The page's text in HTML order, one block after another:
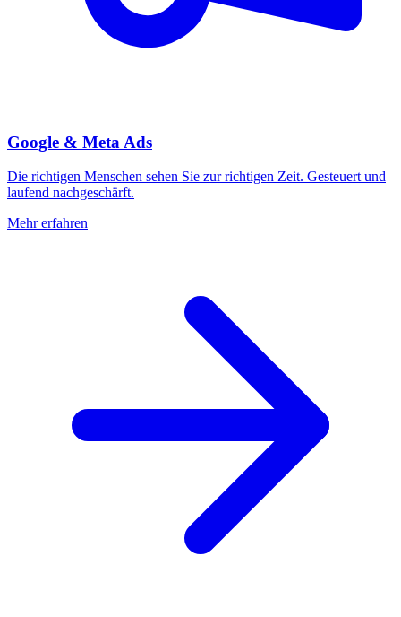
Google & Meta Ads
Die richtigen Menschen sehen Sie zur richtigen Zeit. Gesteuert und
laufend nachgeschärft.
Mehr erfahren